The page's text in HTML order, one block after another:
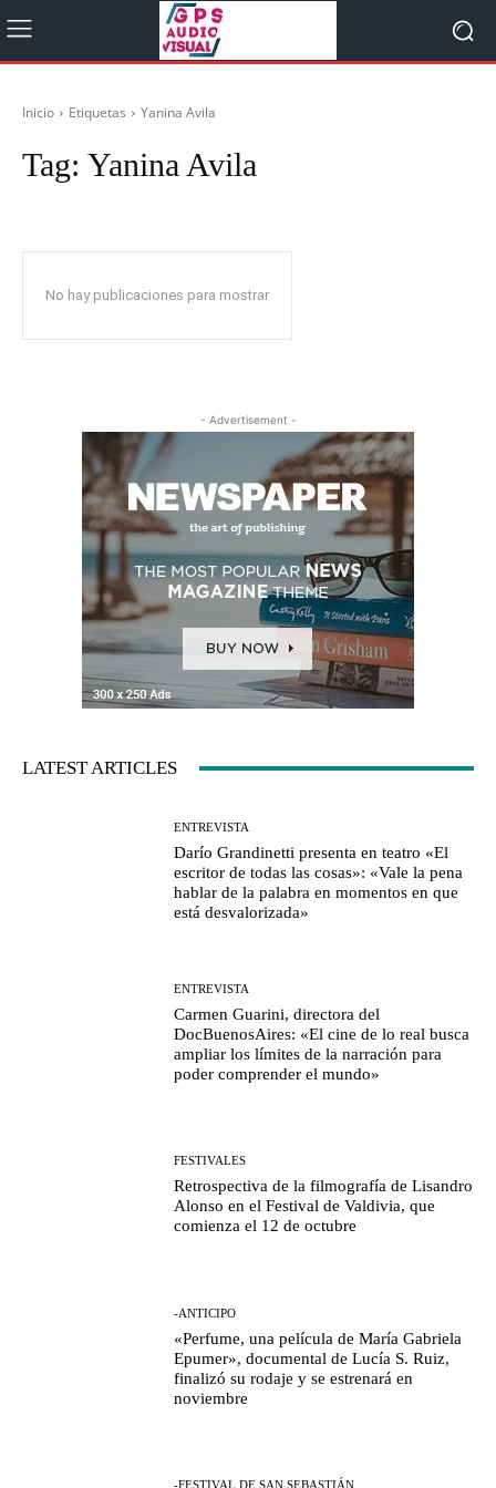
Inicio Etiquetas Yanina Avila
Tag: Yanina Avila
No hay publicaciones para mostrar
- Advertisement -
LATEST ARTICLES
ENTREVISTA
Darío Grandinetti presenta en teatro «El
escritor de todas las cosas»: «Vale la pena
hablar de la palabra en momentos en que
está desvalorizada»
ENTREVISTA
Carmen Guarini, directora del
DocBuenosAires: «El cine de lo real busca
ampliar los límites de la narración para
poder comprender el mundo»
FESTIVALES
Retrospectiva de la filmografía de Lisandro
Alonso en el Festival de Valdivia, que
comienza el 12 de octubre
-ANTICIPO
«Perfume, una película de María Gabriela
Epumer», documental de Lucía S. Ruiz,
finalizó su rodaje y se estrenará en
noviembre
-FESTIVAL DE SAN SEBASTIÁN